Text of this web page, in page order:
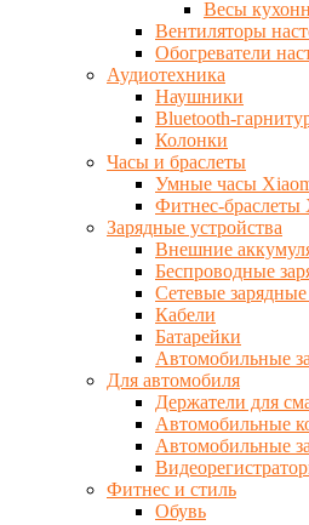
Весы
Вентиляторы
Обогреватели
Аудиотехника
Наушники
Bluetooth-
Колонки
Часы и браслеты
Умные часы
Фитнес-браслеты
Зарядные устройства
Внешние
Беспроводные
Сетевые зарядные
Кабели
Батарейки
Автомобильные
Для автомобиля
Держатели для
Автомобильные
Автомобильные
Фитнес и стиль
Обувь